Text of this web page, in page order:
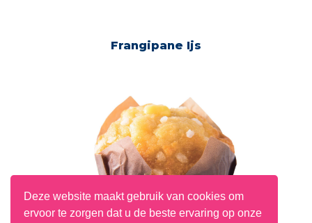
Frangipane Ijs
Deze website maakt gebruik van cookies om
ervoor te zorgen dat u de beste ervaring op onze